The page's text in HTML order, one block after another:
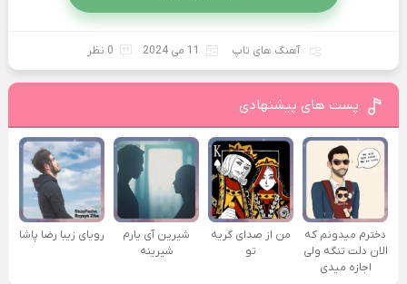
آهنگ های تاپ 11 می 2024 0 نظر
پست های پیشنهادی
دخترم میدونم که
الان دلت تنگه ولی
اجازه میدی
من از صدای گريه
تو
شیرین آی یارم
شیرینه
رویای زیبا رضا پاشا